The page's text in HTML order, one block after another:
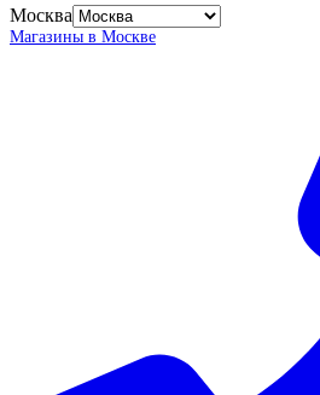
Москва
Магазины в Москве